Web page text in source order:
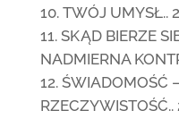
TWÓJ UMYSŁ..
SKĄD BIERZE
NADMIERNA
ŚWIADOMOŚĆ
RZECZYWISTOŚĆ..